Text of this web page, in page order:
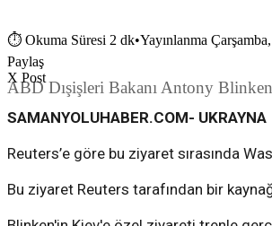
⏱ Okuma Süresi 2 dk•Yayınlanma
Paylaş
X Post
ABD Dışişleri Bakanı Antony
SAMANYOLUHABER.COM- UKRAYNA
Reuters’e göre bu ziyaret sırasında
Bu ziyaret Reuters tarafından bir